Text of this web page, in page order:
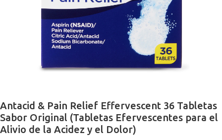
Antacid & Pain Relief Effervescent 36 Tabletas
Sabor Original (Tabletas Efervescentes para el
Alivio de la Acidez y el Dolor)